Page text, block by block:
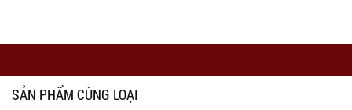
SẢN PHẨM CÙNG LOẠI